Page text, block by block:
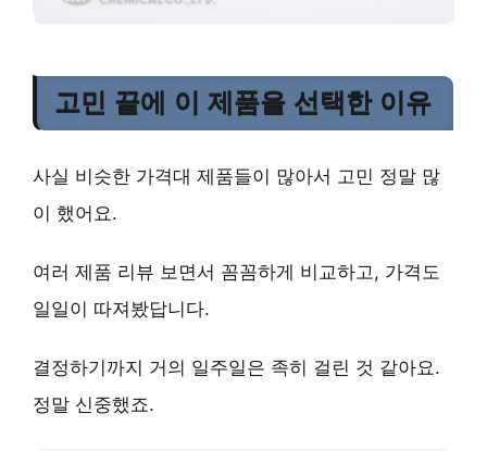
고민 끝에 이 제품을 선택한 이유
사실 비슷한 가격대 제품들이 많아서 고민 정말 많
이 했어요.
여러 제품 리뷰 보면서 꼼꼼하게 비교하고, 가격도
일일이 따져봤답니다.
결정하기까지 거의 일주일은 족히 걸린 것 같아요.
정말 신중했죠.